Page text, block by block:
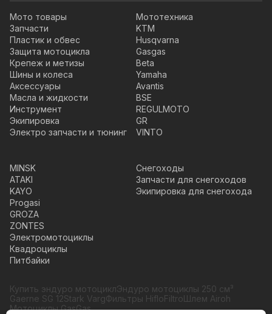
Мото товары
Запчасти
Пластик и обвес
Защита мотоцикла
Крепеж и метизы
Шины и колеса
Аксессуары
Масла и жидкости
Инструмент
Экипировка
Электро запчасти и тюнинг
Мототехника
KTM
Husqvarna
Gasgas
Beta
Yamaha
Avantis
BSE
REGULMOTO
GR
VINTO
MINSK
ATAKI
KAYO
Progasi
GROZA
ZONTES
Электромотоциклы
Квадроциклы
Питбайки
Снегоходы
Запчасти для снегоходов
Экипировка для снегохода
Купить эндуро мотоциклЭндуро мотоциклы 250 см³
Gaerne SG 12Stark VargФильтры HifloFiltroШлем Airoh
Мотоциклы GasGas